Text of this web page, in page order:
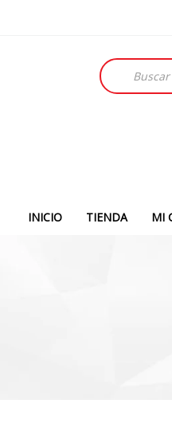
Búsqueda
de
productos
INICIO TIENDA MI